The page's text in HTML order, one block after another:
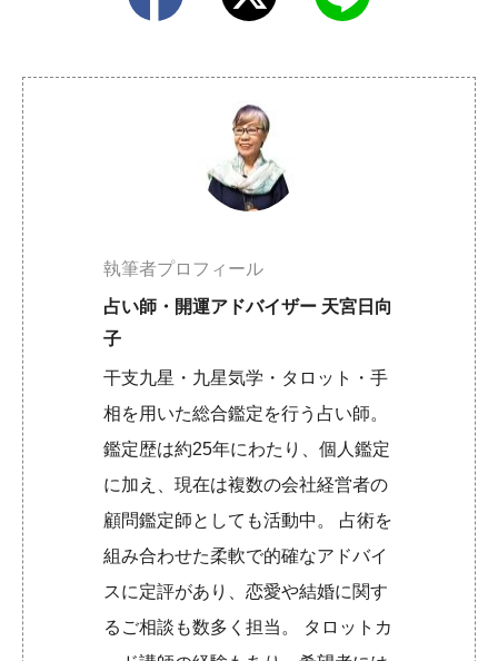
執筆者プロフィール
占い師・開運アドバイザー 天宮日向
子
干支九星・九星気学・タロット・手
相を用いた総合鑑定を行う占い師。
鑑定歴は約25年にわたり、個人鑑定
に加え、現在は複数の会社経営者の
顧問鑑定師としても活動中。 占術を
組み合わせた柔軟で的確なアドバイ
スに定評があり、恋愛や結婚に関す
るご相談も数多く担当。 タロットカ